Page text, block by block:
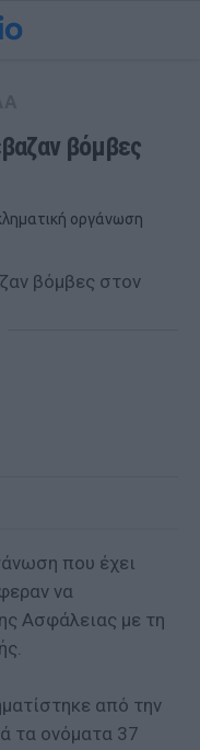
βόμβες
οργάνωση
που έχει
να
Ασφάλειας με τη
από την
τα ονόματα 37